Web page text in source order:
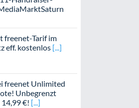
freenet-Tarif im
eff. kostenlos
freenet Unlimited
Unbegrenzt
€!